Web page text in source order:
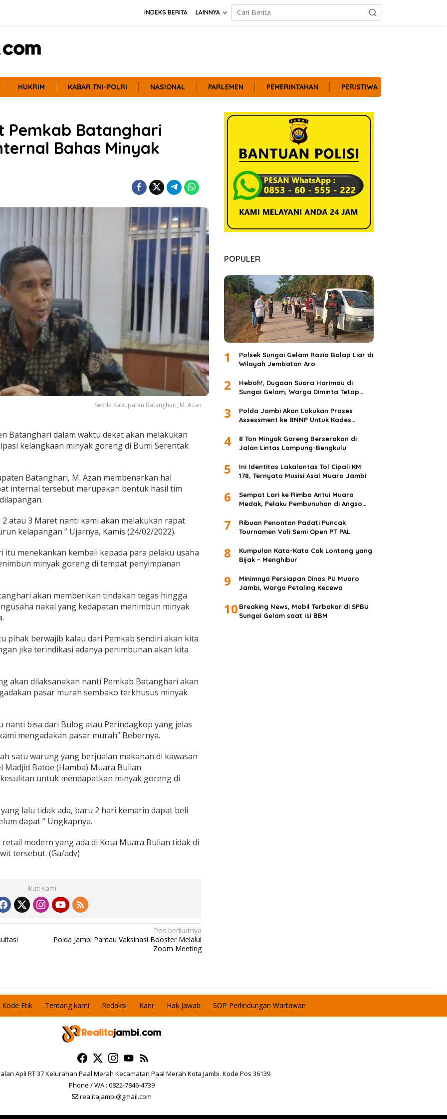
INDEKS BERITA LAINNYA
HUKRIM KABAR TNI-POLRI NASIONAL PARLEMEN PEMERINTAHAN PERISTIWA
Pemkab Batanghari
Bahas Minyak
Sekda Kabupaten Batanghari, M. Azan
Batanghari dalam waktu dekat akan melakukan
kelangkaan minyak goreng di Bumi Serentak
Batanghari, M. Azan membenarkan hal
internal tersebut merupakan bentuk hasil tim
atau 3 Maret nanti kami akan melakukan rapat
kelapangan ” Ujarnya, Kamis (24/02/2022).
itu menekankan kembali kepada para pelaku usaha
minyak goreng di tempat penyimpanan
akan memberikan tindakan tegas hingga
nakal yang kedapatan menimbun minyak
pihak berwajib kalau dari Pemkab sendiri akan kita
jika terindikasi adanya penimbunan akan kita
akan dilaksanakan nanti Pemkab Batanghari akan
pasar murah sembako terkhusus minyak
nanti bisa dari Bulog atau Perindagkop yang jelas
mengadakan pasar murah” Bebernya.
satu warung yang berjualan makanan di kawasan
Batoe (Hamba) Muara Bulian
untuk mendapatkan minyak goreng di
lalu tidak ada, baru 2 hari kemarin dapat beli
dapat ” Ungkapnya.
modern yang ada di Kota Muara Bulian tidak di
tersebut. (Ga/adv)
Ikuti Kami
Pos berikutnya
Polda Jambi Pantau Vaksinasi Booster Melalui
Zoom Meeting
POPULER
1
Polsek Sungai Gelam Razia Balap Liar di
Wilayah Jembatan Aro
2
Heboh!, Dugaan Suara Harimau di
Sungai Gelam, Warga Diminta Tetap
3
Polda Jambi Akan Lakukan Proses
Assessment ke BNNP Untuk Kades
4
8 Ton Minyak Goreng Berserakan di
Jalan Lintas Lampung-Bengkulu
5
Ini Identitas Lakalantas Tol Cipali KM
178, Ternyata Musisi Asal Muaro Jambi
6
Sempat Lari ke Rimbo Antui Muaro
Medak, Pelaku Pembunuhan di Angso
7
Ribuan Penonton Padati Puncak
Tournamen Voli Semi Open PT PAL
8
Kumpulan Kata-Kata Cak Lontong yang
Bijak – Menghibur
9
Minimnya Persiapan Dinas PU Muaro
Jambi, Warga Petaling Kecewa
10 Breaking News, Mobil Terbakar di SPBU
Sungai Gelam saat Isi BBM
Kode Etik Tentang kami Redaksi Karir Hak Jawab SOP Perlindungan Wartawan
Apli RT 37 Kelurahan Paal Merah Kecamatan Paal Merah Kota Jambi. Kode Pos 36139.
Phone / WA : 0822-7846-4739
realitajambi@gmail.com